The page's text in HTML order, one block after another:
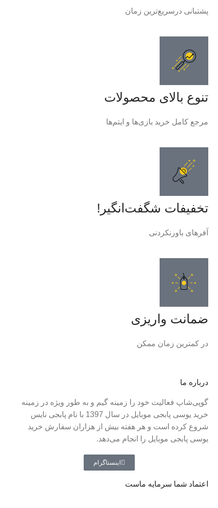
پشتبانی درسریع‌ترین زمان
تنوع بالای محصولات
مرجع کامل خرید بازی‌ها و ایتم‌ها
تخفیفات شگفت‌انگیر!
آفر‌های باورنکردنی
ضمانت واریزی
در کمترین زمان ممکن
درباره ما
گوپی‌شاپ فعالیت خود را زمینه گیم و به طور ویژه در زمینه
خرید یوسی پابجی موبایل در سال 1397 با نام پابجی نایس
شروع کرده است و هر هفته بیش از هزاران سفارش خرید
یوسی پابجی موبایل را انجام می‌دهد.
اینستاگرام
اعتماد شما سرمایه ماست